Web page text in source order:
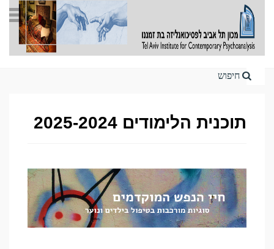
Home
תוכנית הלימודים 2025-2024